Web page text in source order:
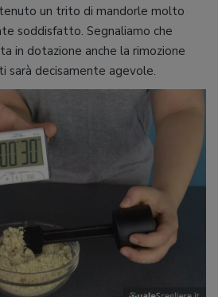
un trito di mandorle molto
soddisfatto. Segnaliamo che
in dotazione anche la rimozione
sarà decisamente agevole.